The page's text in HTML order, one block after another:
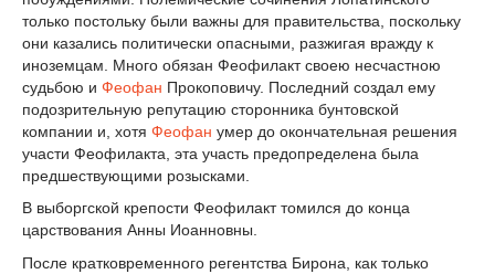
только постольку были важны для правительства, поскольку
они казались политически опасными, разжигая вражду к
иноземцам. Много обязан Феофилакт своею несчастною
судьбою и Феофан Прокоповичу. Последний создал ему
подозрительную репутацию сторонника бунтовской
компании и, хотя Феофан умер до окончательная решения
участи Феофилакта, эта участь предопределена была
предшествующими розысками.
В выборгской крепости Феофилакт томился до конца
царствования Анны Иоанновны.
После кратковременного регентства Бирона, как только